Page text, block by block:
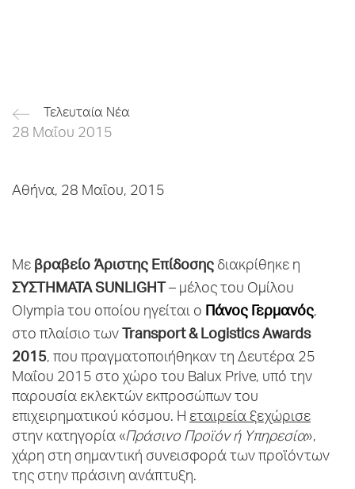
Τελευταία Νέα
28 Μαΐου 2015
Αθήνα, 28 Μαΐου, 2015
Με βραβείο Άριστης Επίδοσης διακρίθηκε η
ΣΥΣΤΗΜΑΤΑ SUNLIGHT – μέλος του Ομίλου
Olympia του οποίου ηγείται ο Πάνος Γερμανός,
στo πλαίσιο των Transport & Logistics Awards
2015, που πραγματοποιήθηκαν τη Δευτέρα 25
Μαΐου 2015 στο χώρο του Balux Prive, υπό την
παρουσία εκλεκτών εκπροσώπων του
επιχειρηματικού κόσμου. Η εταιρεία ξεχώρισε
στην κατηγορία «Πράσινο Προϊόν ή Υπηρεσία»,
χάρη στη σημαντική συνεισφορά των προϊόντων
της στην πράσινη ανάπτυξη.